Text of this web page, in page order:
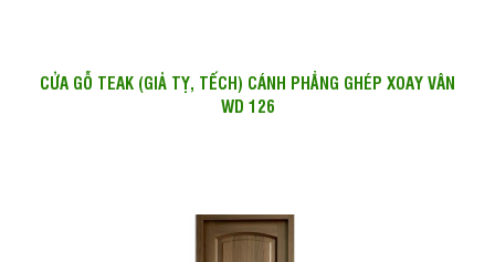
CỬA GỖ TEAK (GIẢ TỴ, TẾCH) CÁNH PHẲNG GHÉP XOAY VÂN
WD 126